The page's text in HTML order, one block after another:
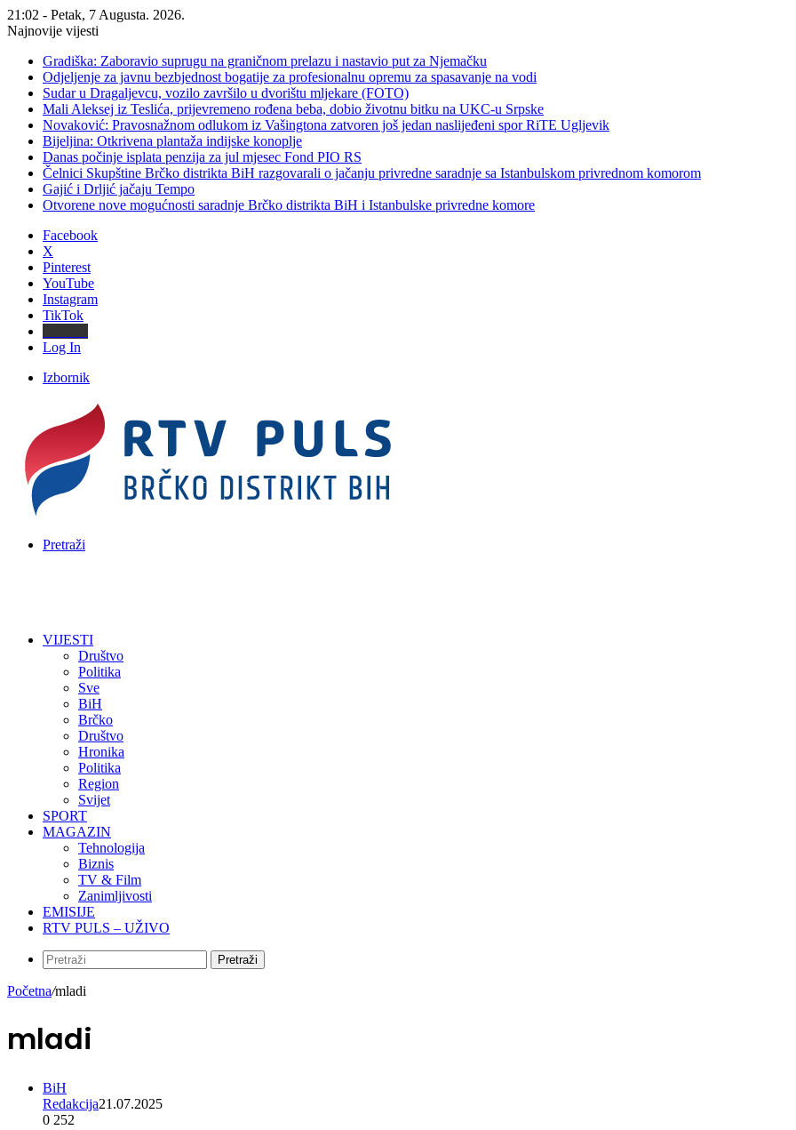
21:02 - Petak, 7 Augusta. 2026.
Najnovije vijesti
Gradiška: Zaboravio suprugu na graničnom prelazu i nastavio put za Njemačku
Odjeljenje za javnu bezbjednost bogatije za profesionalnu opremu za spasavanje na vodi
Sudar u Dragaljevcu, vozilo završilo u dvorištu mljekare (FOTO)
Mali Aleksej iz Teslića, prijevremeno rođena beba, dobio životnu bitku na UKC-u Srpske
Novaković: Pravosnažnom odlukom iz Vašingtona zatvoren još jedan naslijeđeni spor RiTE Ugljevik
Bijeljina: Otkrivena plantaža indijske konoplje
Danas počinje isplata penzija za jul mjesec Fond PIO RS
Čelnici Skupštine Brčko distrikta BiH razgovarali o jačanju privredne saradnje sa Istanbulskom privrednom komorom
Gajić i Drljić jačaju Tempo
Otvorene nove mogućnosti saradnje Brčko distrikta BiH i Istanbulske privredne komore
Facebook
X
Pinterest
YouTube
Instagram
TikTok
Log In
Izbornik
Pretraži
VIJESTI
Društvo
Politika
Sve
BiH
Brčko
Društvo
Hronika
Politika
Region
Svijet
SPORT
MAGAZIN
Tehnologija
Biznis
TV & Film
Zanimljivosti
EMISIJE
RTV PULS – UŽIVO
Pretraži
Početna/mladi
mladi
BiH
Redakcija21.07.2025
0 252